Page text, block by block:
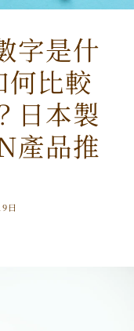
字是什
何比較
日本製
產品推
日